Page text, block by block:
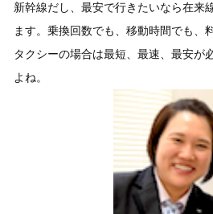
新幹線だし、最安で行きたいなら在来
ます。乗換回数でも、移動時間でも、
タクシーの場合は最短、最速、最安が
よね。